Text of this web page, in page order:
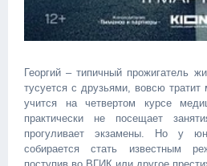
Георгий – типичный прожигатель
тусуется с друзьями, вовсю
учится на четвертом курсе
практически не посещает
прогуливает экзамены. Но у
собирается стать известным